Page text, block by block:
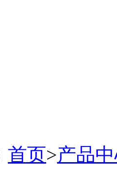
首页>产品